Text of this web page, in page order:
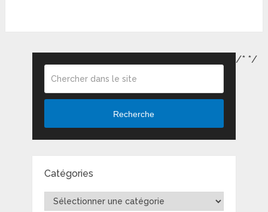
Recherche
Catégories
Catégories
/* */